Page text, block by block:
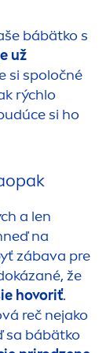
bábätko s
už
si spoločné
rýchlo
si ho
a len
na
zábava pre
že
hovoriť.
reč nejako
sa bábätko